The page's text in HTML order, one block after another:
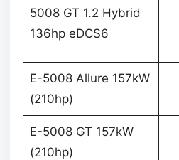
5008 GT 1.2 Hybrid
136hp eDCS6
E-5008 Allure 157kW
(210hp)
E-5008 GT 157kW
(210hp)